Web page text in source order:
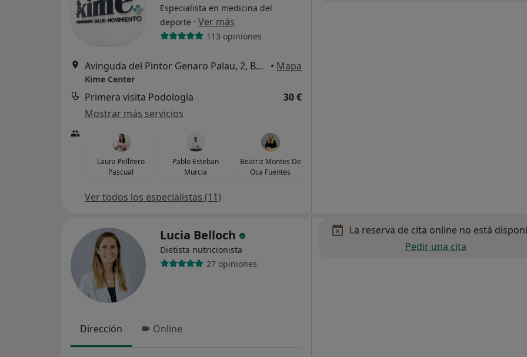
Especialista en medicina del
deporte · Ver más
113 opiniones
Avinguda del Pintor Genaro Palau, 2, Bajo Izquierda, Torrent • Mapa
Kime Center
Primera visita Podología
30 €
Mostrar más servicios
Laura Pellitero
Pascual
Pablo Esteban
Murcia
Beatriz Montes De
Oca Fuentes
Ver todos los especialistas (11)
Lucia Belloch
Dietista nutricionista
27 opiniones
Dirección Online
La reserva de cita online no está
Pedir una cita